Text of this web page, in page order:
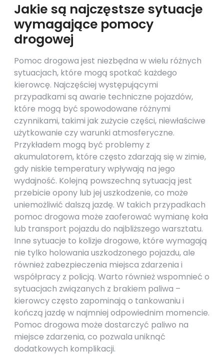
Jakie są najczęstsze sytuacje
wymagające pomocy
drogowej
Pomoc drogowa jest niezbędna w wielu różnych
sytuacjach, które mogą spotkać każdego
kierowcę. Najczęściej występującymi
przypadkami są awarie techniczne pojazdów,
które mogą być spowodowane różnymi
czynnikami, takimi jak zużycie części, niewłaściwe
użytkowanie czy warunki atmosferyczne.
Przykładem mogą być problemy z
akumulatorem, które często zdarzają się w zimie,
gdy niskie temperatury wpływają na jego
wydajność. Kolejną powszechną sytuacją jest
przebicie opony lub jej uszkodzenie, co może
uniemożliwić dalszą jazdę. W takich przypadkach
pomoc drogowa może zaoferować wymianę koła
lub transport pojazdu do najbliższego warsztatu.
Inne sytuacje to kolizje drogowe, które wymagają
nie tylko holowania uszkodzonego pojazdu, ale
również zabezpieczenia miejsca zdarzenia i
współpracy z policją. Warto również wspomnieć o
sytuacjach związanych z brakiem paliwa –
kierowcy często zapominają o tankowaniu i
kończą jazdę w najmniej odpowiednim momencie.
Pomoc drogowa może dostarczyć paliwo na
miejsce zdarzenia, co pozwala uniknąć
dodatkowych komplikacji.